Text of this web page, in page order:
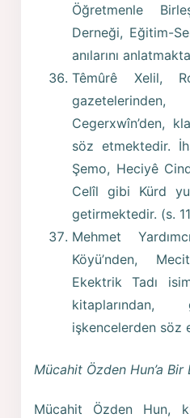
Öğretmenle
Derneği, Eğitim-
anılarını
Têmûrê Xelil,
Cegerxwîn’den,
söz etmektedir.
Şemo, Heciyê
Celîl gibi Kürd
getirmektedir. (s.
Mehmet
Köyü’nden,
Ekektrik Tadı
kitaplarından,
işkencelerden söz
Mücahit Özden Hun’a Bir
Mücahit Özden Hun,